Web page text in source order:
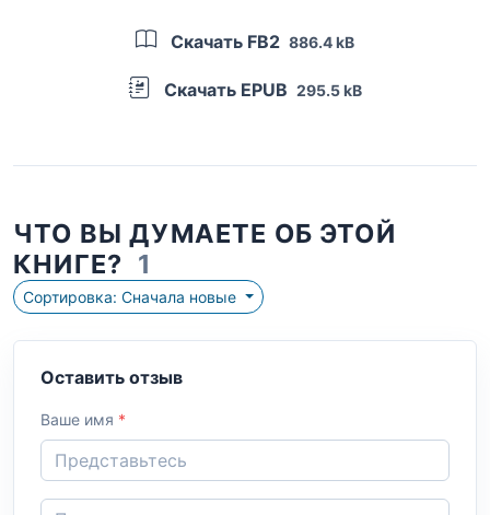
Скачать FB2 886.4 kB
Скачать EPUB 295.5 kB
ЧТО ВЫ ДУМАЕТЕ ОБ ЭТОЙ
КНИГЕ? 1
Сортировка: Сначала новые
Оставить отзыв
Ваше имя *